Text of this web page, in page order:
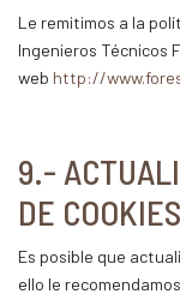
Le remitimos a la
Ingenieros Técnicos
web http://
9.-
DE COOKIES
Es posible que
ello le